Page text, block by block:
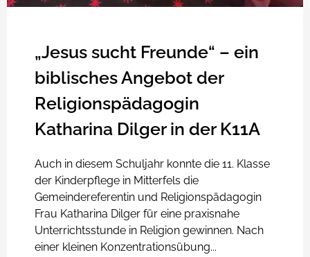
„Jesus sucht Freunde“ – ein
biblisches Angebot der
Religionspädagogin
Katharina Dilger in der K11A
Auch in diesem Schuljahr konnte die 11. Klasse
der Kinderpflege in Mitterfels die
Gemeindereferentin und Religionspädagogin
Frau Katharina Dilger für eine praxisnahe
Unterrichtsstunde in Religion gewinnen. Nach
einer kleinen Konzentrationsübung...